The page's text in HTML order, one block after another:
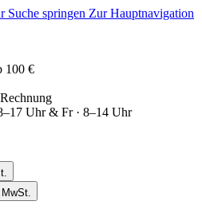
Suche springen Zur Hauptnavigation
100 €
Uhr & Fr · 8–14 Uhr